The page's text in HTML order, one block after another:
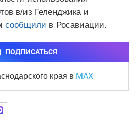
в/из Геленджика и
сообщили в Росавиации.
ПОДПИСАТЬСЯ
края в MAX